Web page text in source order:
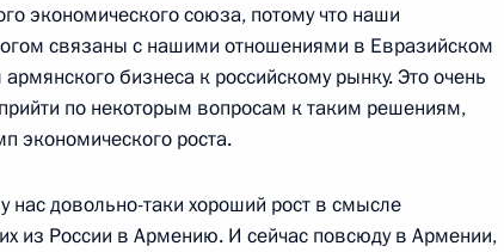
округ. Парад в честь
аккредитованных
Дня ВМФ
экономического союза, потому что наши
связаны с нашими отношениями в Евразийском
бизнеса к российскому рынку. Это очень
по некоторым вопросам к таким решениям,
экономического роста.
нас довольно-таки хороший рост в смысле
из России в Армению. И сейчас повсюду в Армении,